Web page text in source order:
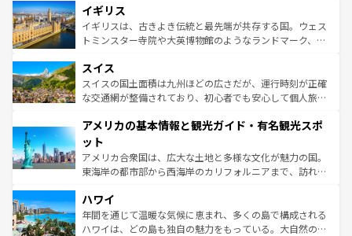
香り高いラベンダー畑など、多彩な楽しみ方が可能だ。さ
らに、パリ以外の地域にも魅力が溢れており、どの街角に
も豊かな歴史と文化が息づいている。パリ以外の個性あふ
を参照してほしい。
顔を持つこの国は、どこを歩いても飽きることがない。ベ
ルリンの文化的活気、バイエルン州のアルプスの絶景、そ
してライン川沿いのワイン畑といった風景は必見。ビール
は、お酒好きな人にはぜひ体験してほしい。 なお、新着の
ドイツ情報はコンテンツ一覧を参照してほしい。
イギリス
イギリスは、古きよき伝統と最先端が共存する国。ウェス
トミンスター寺院や大英博物館のようなランドマーク、歴
リアごとに異なる魅力がある。また、優雅なアフタヌーン
ティー、ビール好きにはたまらない英国パブ、サッカー観
戦など、本場だからこそできる体験も豊富。イギリスを旅
ンツ一覧を参照してほしい。
スイス
スイスの国土面積は九州ほどの広さだが、運行時刻が正確
な交通網が整備されており、初心者でも安心して個人旅行
の建物がそのまま残る町や、スイスならではのユニークな
博物館もあり、アルプス観光だけでなく町歩きも満喫する
ことができる。国民の所得が高いため物価も高いが、旅行
者向けの交通パス提供のサービスもあり、うまく活用すれ
着のスイス情報は
アメリカの基本情報と観光ガイド・有名観光スポ
ット
アメリカ合衆国は、広大な土地と多様な文化が魅力の国。
東海岸の都市部から西海岸のカリフォルニアまで、訪れる
のような巨大都市は、観光、ショッピング、エンターテイ
ンメントが詰まった刺激的なスポットだ。一方、アメリカ
西部には大自然が広がり、グランドキャニオンやイエロー
ハワイ
年間を通じて温暖な気候に恵まれ、多くの島で構成される
ハワイは、どの島も独自の魅力をもっている。大自然の神